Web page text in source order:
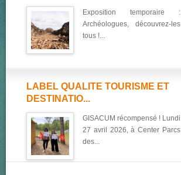
Exposition temporaire :
Archéologues, découvrez-les
tous !...
LABEL QUALITE TOURISME ET
DESTINATIO...
GISACUM récompensé ! Lundi
27 avril 2026, à Center Parcs
des...